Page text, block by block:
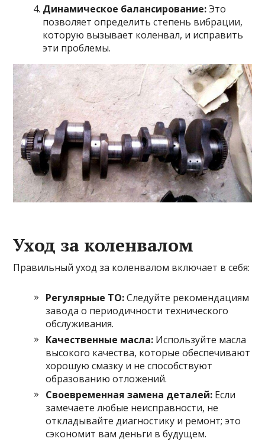
Динамическое балансирование:Это
позволяет определить степень вибрации,
которую вызывает коленвал, и исправить
эти проблемы.
Уход за коленвалом
Правильный уход за коленвалом включает в себя:
Регулярные ТО:Следуйте рекомендациям
завода о периодичности технического
обслуживания.
Качественные масла: Используйте масла
высокого качества, которые обеспечивают
хорошую смазку и не способствуют
образованию отложений.
Своевременная замена деталей: Если
замечаете любые неисправности, не
откладывайте диагностику и ремонт; это
сэкономит вам деньги в будущем.